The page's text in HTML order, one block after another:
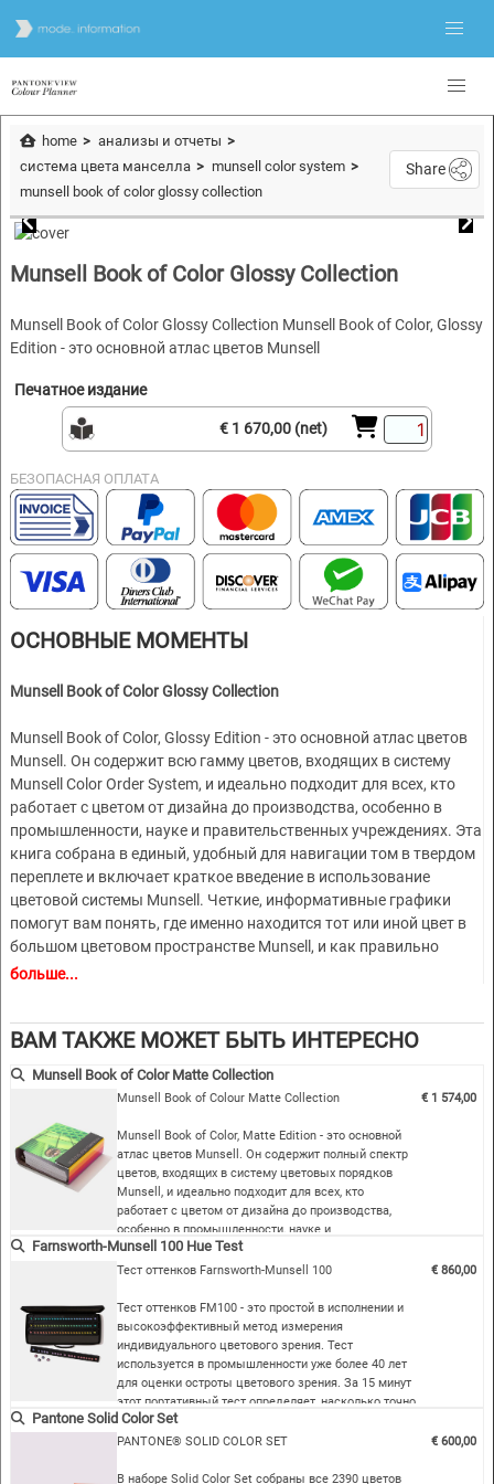
home
анализы и отчеты
система цвета манселла
munsell color system
munsell book of color glossy collection
Share
Munsell Book of Color Glossy Collection
Munsell Book of Color Glossy Collection Munsell Book of Color, Glossy
Edition - это основной атлас цветов Munsell
Печатное издание
€ 1 670,00 (net)
БЕЗОПАСНАЯ ОПЛАТА
ОСНОВНЫЕ МОМЕНТЫ
Munsell Book of Color Glossy Collection
Munsell Book of Color, Glossy Edition - это основной атлас цветов
Munsell. Он содержит всю гамму цветов, входящих в систему
Munsell Color Order System, и идеально подходит для всех, кто
работает с цветом от дизайна до производства, особенно в
промышленности, науке и правительственных учреждениях. Эта
книга собрана в единый, удобный для навигации том в твердом
переплете и включает краткое введение в использование
цветовой системы Munsell. Четкие, информативные графики
помогут вам понять, где именно находится тот или иной цвет в
большом цветовом пространстве Munsell, и как правильно
читать цветовые обозначения Munsell. С помощью этого
участниками производственной цепочки.
Глянцевое издание содержит более 1600 съемных образцов
Съемные фишки формата 20 x 35 мм.
Матовое издание можно приобрести отдельно.
больше...
ВАМ ТАКЖЕ МОЖЕТ БЫТЬ ИНТЕРЕСНО
Munsell Book of Color Matte Collection
Munsell Book of Colour Matte Collection
Munsell Book of Color, Matte Edition - это основной
атлас цветов Munsell. Он содержит полный спектр
цветов, входящих в систему цветовых порядков
Munsell, и идеально подходит для всех, кто
работает с цветом от дизайна до производства,
особенно в промышленности, науке и
правительственных учреждениях. Эта книга
собрана в единый, удобный для навигации том в
использование цветовой системы Munsell. Четк…
€ 1 574,00
Farnsworth-Munsell 100 Hue Test
Тест оттенков Farnsworth-Munsell 100
Тест оттенков FM100 - это простой в исполнении и
высокоэффективный метод измерения
индивидуального цветового зрения. Тест
используется в промышленности уже более 40 лет
для оценки остроты цветового зрения. За 15 минут
этот портативный тест определяет, насколько точно
вы видите цвета. Простая в использовании
программа оценки показывает, где у вас есть
дальтонизм.
€ 860,00
Pantone Solid Color Set
PANTONE® SOLID COLOR SET
В наборе Solid Color Set собраны все 2390 цветов
€ 600,00